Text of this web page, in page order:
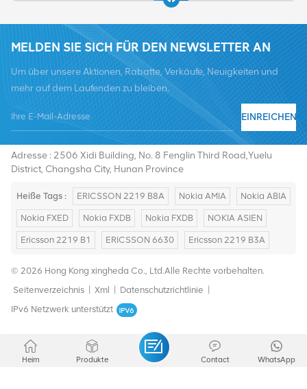
MELDEN SIE SICH FÜR DEN NEWSLETTER AN
Um über unsere Aktionen, Rabatte, Verkäufe, Neuigkeiten und
mehr auf dem Laufenden zu bleiben.
EINREICHEN
Tel :+8619376997331
Adresse : 2506 Xidi Building, No. 8 Fenglin Third Road,Yuelu
District, Changsha City, Hunan Province
Heiße Tags : ERICSSON 2219 B8A Nokia AMIA Nokia ABIA
Nokia FXED Nokia FXDB Nokia FXDB NOKIA ASIEN
Ericsson 2219 B1 ERICSSON 6630 Ericsson 2219 B3A
© 2026 Hong Kong xingheda Co., Ltd.Alle Rechte vorbehalten.
Seitenverzeichnis
Xml Datenschutzrichtlinie
IPv6 Netzwerk unterstützt
Heim Produkte WhatsApp
Contact